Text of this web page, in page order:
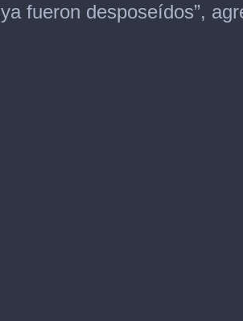
ya fueron desposeídos”,